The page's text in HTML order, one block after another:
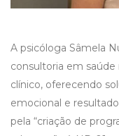
A psicóloga Sâmela
consultoria em
clínico, oferecendo
emocional e
pela “criação de